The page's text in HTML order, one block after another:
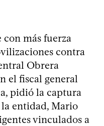
con más fuerza
contra
Obrera
el fiscal general
pidió la captura
entidad, Mario
vinculados a